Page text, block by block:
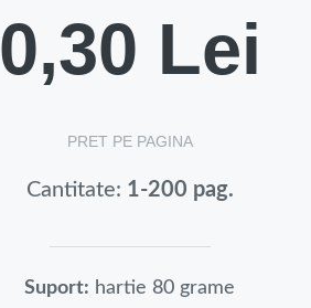
0,30 Lei
PRET PE PAGINA
Cantitate: 1-200 pag.
Suport: hartie 80 grame